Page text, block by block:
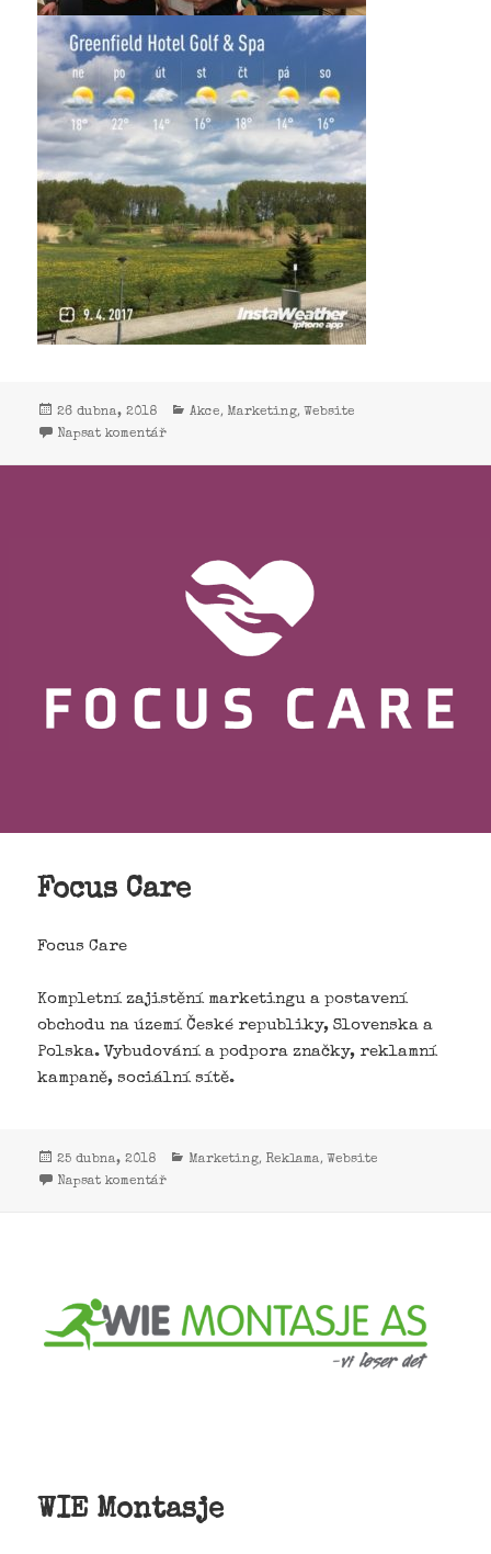
26 dubna, 2018 Akce, Marketing,Website
Napsat komentář
Focus Care
Focus Care
Kompletní zajistění marketingu a postavení
obchodu na území České republiky, Slovenska a
Polska. Vybudování a podpora značky, reklamní
kampaně, sociální sítě.
25 dubna, 2018 Marketing, Reklama,Website
Napsat komentář
WIE Montasje